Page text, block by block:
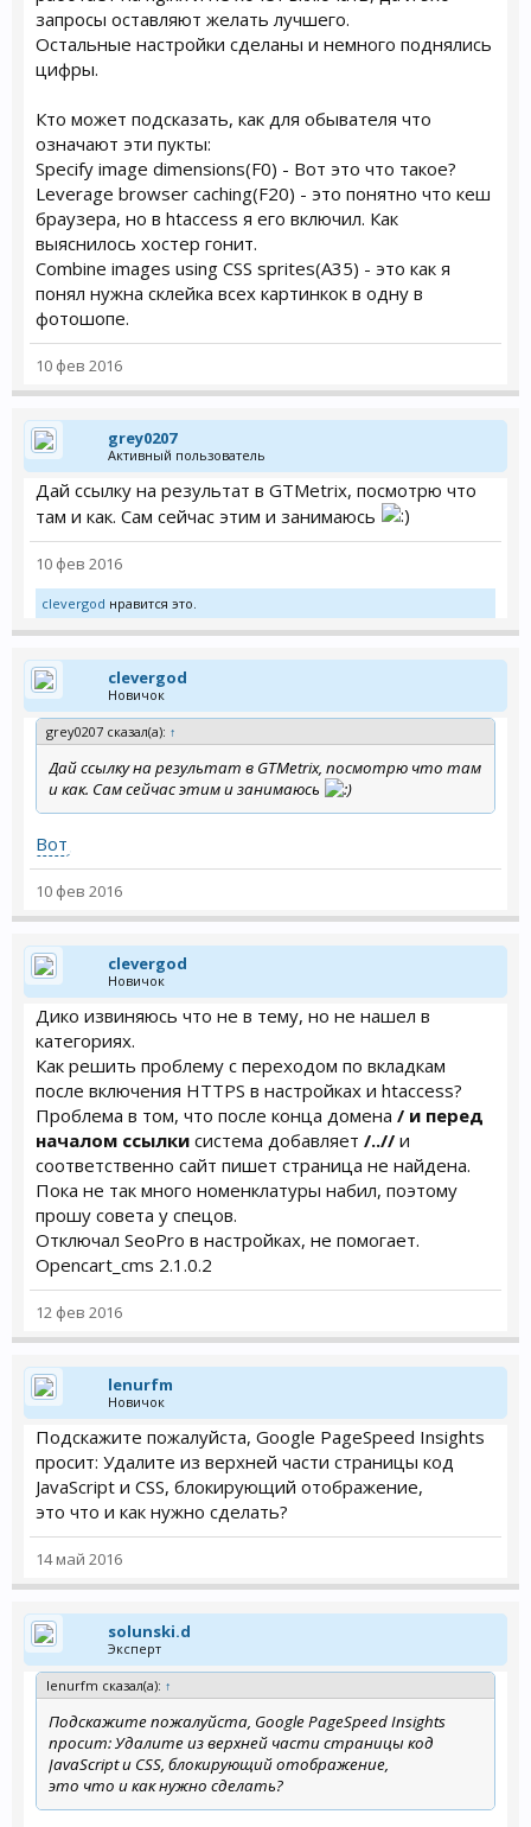
запросы оставляют желать лучшего.
Остальные настройки сделаны и немного поднялись
цифры.
Кто может подсказать, как для обывателя что
означают эти пукты:
Specify image dimensions(F0) - Вот это что такое?
Leverage browser caching(F20) - это понятно что кеш
браузера, но в htaccess я его включил. Как
выяснилось хостер гонит.
Combine images using CSS sprites(А35) - это как я
понял нужна склейка всех картинкок в одну в
фотошопе.
10 фев 2016
grey0207
Активный пользователь
Дай ссылку на результат в GTMetrix, посмотрю что
там и как. Сам сейчас этим и занимаюсь
10 фев 2016
clevergod нравится это.
clevergod
Новичок
grey0207 сказал(а): ↑
Дай ссылку на результат в GTMetrix, посмотрю что там
и как. Сам сейчас этим и занимаюсь
Вот
10 фев 2016
clevergod
Новичок
Дико извиняюсь что не в тему, но не нашел в
категориях.
Как решить проблему с переходом по вкладкам
после включения HTTPS в настройках и htaccess?
Проблема в том, что после конца домена / и перед
началом ссылки система добавляет /..// и
соответственно сайт пишет страница не найдена.
Пока не так много номенклатуры набил, поэтому
прошу совета у спецов.
Отключал SeoPro в настройках, не помогает.
Opencart_cms 2.1.0.2
12 фев 2016
lenurfm
Новичок
Подскажите пожалуйста, Google PageSpeed Insights
просит: Удалите из верхней части страницы код
JavaScript и CSS, блокирующий отображение,
это что и как нужно сделать?
14 май 2016
solunski.d
Эксперт
lenurfm сказал(а): ↑
Подскажите пожалуйста, Google PageSpeed Insights
просит: Удалите из верхней части страницы код
JavaScript и CSS, блокирующий отображение,
это что и как нужно сделать?